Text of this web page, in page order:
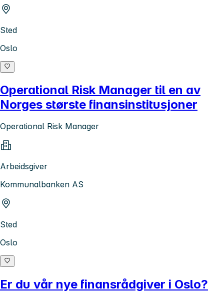
Sted
Oslo
Operational Risk Manager til en av
Norges største finansinstitusjoner
Operational Risk Manager
Arbeidsgiver
Kommunalbanken AS
Sted
Oslo
Er du vår nye finansrådgiver i Oslo?